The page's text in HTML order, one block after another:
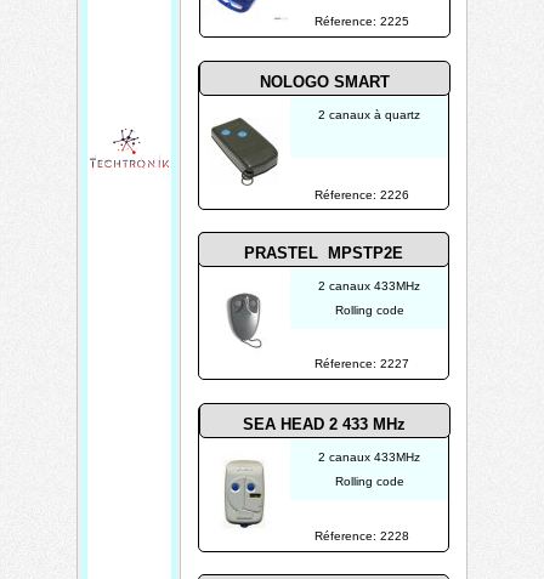
2 canaux à quartz
NOLOGO SMART
Réference: 2225
Réference: 2226
Réference: 2227
Réference: 2228
2 canaux 433MHz
Rolling code
2 canaux 433MHz
Rolling code
PRASTEL MPSTP2E
SEA HEAD 2 433 MHz